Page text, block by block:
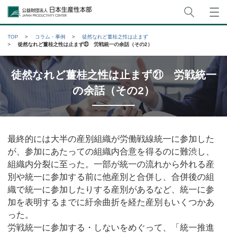
公益財団法人日本生産性本部
TOP コラム・事例
徒然なれど薑桂之性は止まず
徒然なれど薑桂之性は止まず㉑ 労戦統一の余話（その2）
徒然なれど薑桂之性は止まず㉑ 労戦統一
の余話（その2）
最終的には大半の産別組織が労働戦線統一に参加した
が、参加にあたっての組織内合意を得るのに難渋し、
組織内分裂に至った。一部が統一の流れから外れる産
別や統一に参加する前に他産別と合併し、合併後の組
織で統一に参加したりする産別があるなど、統一に参
加を表明するまでに紆余曲折を経た産別もいくつかあ
った。
労戦統一に参加する・しないをめぐって、「統一推進